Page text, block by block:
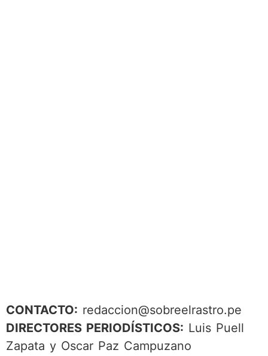
CONTACTO: redaccion@sobreelrastro.pe
DIRECTORES PERIODÍSTICOS: Luis Puell
Zapata y Oscar Paz Campuzano